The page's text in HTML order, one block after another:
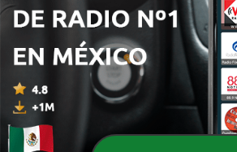
38 - Cocktail Tropical #S02E14 -
10 feb. 2019
37 - Cocktail Tropical #S02E13 - El Loro
09 feb. 2019
36 - Cocktail Tropical #S02E12 - Gold
08 feb. 2019